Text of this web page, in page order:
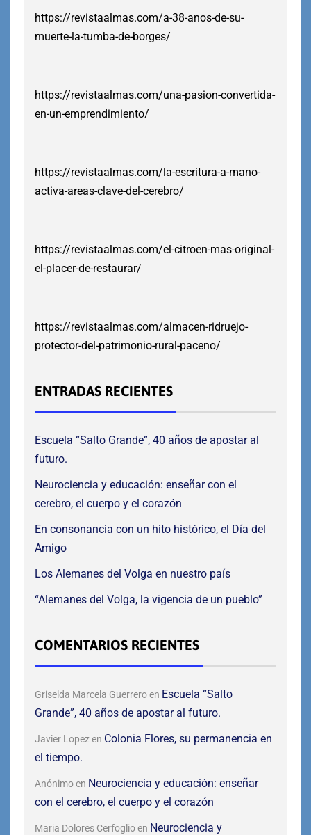
https://revistaalmas.com/a-38-anos-de-su-
muerte-la-tumba-de-borges/
https://revistaalmas.com/una-pasion-convertida-
en-un-emprendimiento/
https://revistaalmas.com/la-escritura-a-mano-
activa-areas-clave-del-cerebro/
https://revistaalmas.com/el-citroen-mas-original-
el-placer-de-restaurar/
https://revistaalmas.com/almacen-ridruejo-
protector-del-patrimonio-rural-paceno/
ENTRADAS RECIENTES
Escuela “Salto Grande”, 40 años de apostar al
futuro.
Neurociencia y educación: enseñar con el
cerebro, el cuerpo y el corazón
En consonancia con un hito histórico, el Día del
Amigo
Los Alemanes del Volga en nuestro país
“Alemanes del Volga, la vigencia de un pueblo”
COMENTARIOS RECIENTES
Griselda Marcela Guerreroen Escuela “Salto
Grande”, 40 años de apostar al futuro.
Javier Lopezen Colonia Flores, su permanencia en
el tiempo.
Anónimoen Neurociencia y educación: enseñar
con el cerebro, el cuerpo y el corazón
Maria Dolores Cerfoglioen Neurociencia y